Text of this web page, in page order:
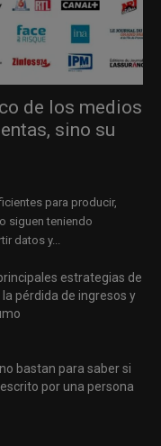
de los medios
sino su
para producir,
siguen teniendo
datos y...
estrategias de
la pérdida de ingresos y
bastan para saber si
por una persona